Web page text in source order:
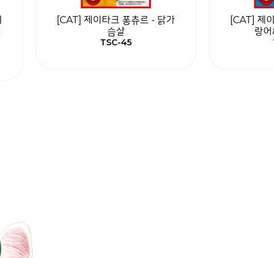
[CAT] 제이타크 퐁츄르 - 닭가
슴살
TSC-45
[CAT] 제
랑